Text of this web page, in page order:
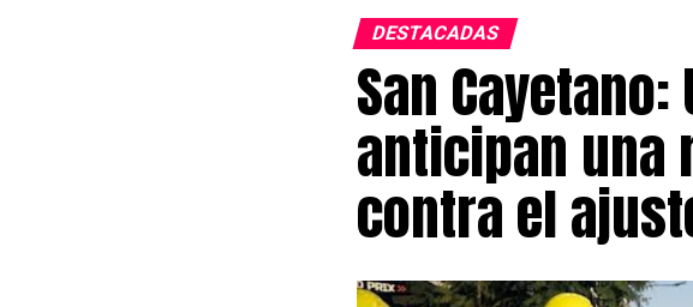
preservar el poder adquisitivo
sustentabilidad financiera de
Al mismo tiempo, cuestionó
sindicales nacionales y
ajenas a la realidad local.
veces tienen carácter
recordó las diferencias en la
DESTACADAS
San Cayetano:
anticipan una
contra el